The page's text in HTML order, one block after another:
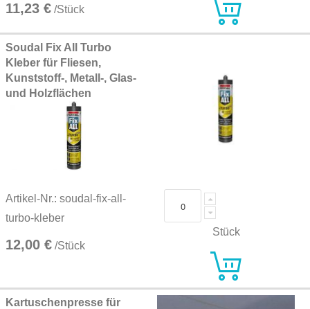
11,23 € /Stück
Soudal Fix All Turbo
Kleber für Fliesen,
Kunststoff-, Metall-, Glas-
und Holzflächen
Artikel-Nr.: soudal-fix-all-
turbo-kleber
12,00 € /Stück
Stück
Kartuschenpresse für